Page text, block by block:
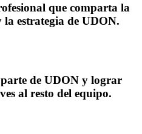
que comparta la
estrategia de UDON.
parte de UDON y lograr
al resto del equipo.